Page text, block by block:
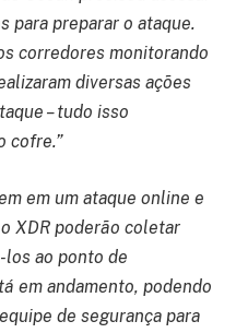
para preparar o ataque.
corredores monitorando
diversas ações
– tudo isso
cofre.”
em um ataque online e
XDR poderão coletar
los ao ponto de
em andamento, podendo
de segurança para